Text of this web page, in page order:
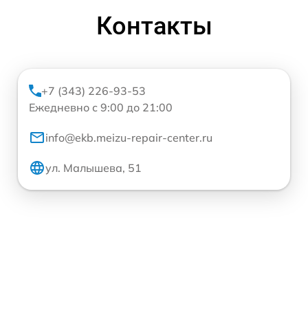
Контакты
+7 (343) 226-93-53
Ежедневно с 9:00 до 21:00
info@ekb.meizu-repair-center.ru
ул. Малышева, 51